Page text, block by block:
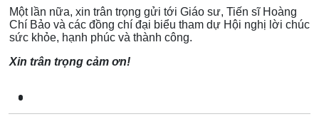
Một lần nữa, xin trân trọng gửi tới Giáo sư, Tiến sĩ Hoàng
Chí Bảo và các đồng chí đại biểu tham dự Hội nghị lời chúc
sức khỏe, hạnh phúc và thành công.
Xin trân trọng cảm ơn!